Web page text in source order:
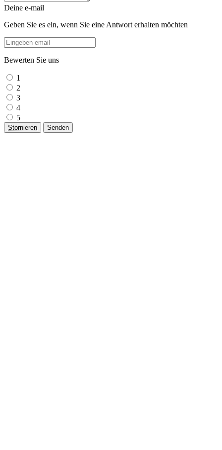
Deine e-mail
Geben Sie es ein, wenn Sie eine Antwort erhalten möchten
Bewerten Sie uns
1
2
3
4
5
Stornieren Senden